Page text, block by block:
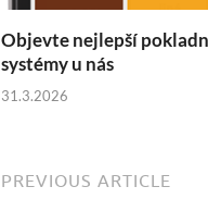
Objevte nejlepší
systémy u nás
31.3.2026
PREVIOUS ARTICLE